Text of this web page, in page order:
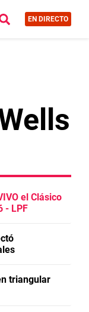
EN DIRECTO
el Clásico
- LPF
triangular